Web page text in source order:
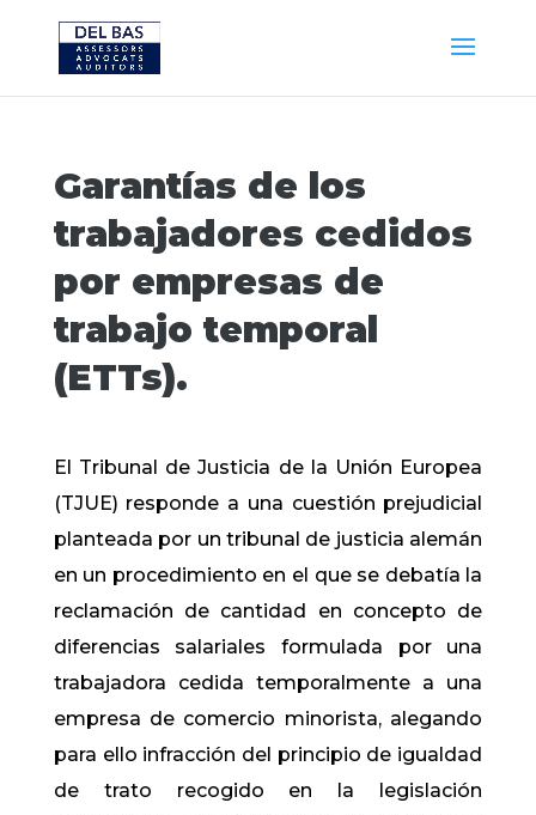
Garantías de los
trabajadores cedidos
por empresas de
trabajo temporal
(ETTs).
El Tribunal de Justicia de la Unión Europea
(TJUE) responde a una cuestión prejudicial
planteada por un tribunal de justicia alemán
en un procedimiento en el que se debatía la
reclamación de cantidad en concepto de
diferencias salariales formulada por una
trabajadora cedida temporalmente a una
empresa de comercio minorista, alegando
para ello infracción del principio de igualdad
de trato recogido en la legislación